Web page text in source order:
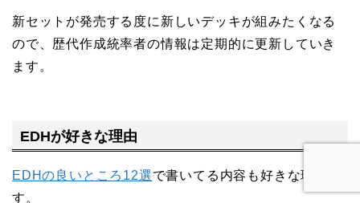
新セットが発売する度に新しいデッキが組みたくなる
ので、歴代作成統率者の情報は定期的に更新していき
ます。
EDHが好きな理由
EDHの良いところ12選で書いてる内容も好きな理由で
す。